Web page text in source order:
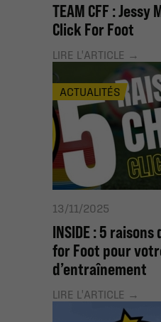
TEAM CFF :
Click For Foot
LIRE L'ARTICLE
ACTUALITÉS
13/11/2025
INSIDE : 5
for Foot pour
d’entraînement
LIRE L'ARTICLE